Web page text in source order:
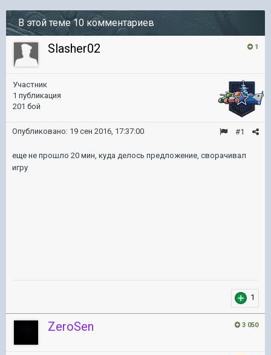
В этой теме 10 комментариев
1
Slasher02
Участник
1 публикация
201 бой
#1
Опубликовано: 19 сен 2016, 17:37:00
еще не прошло 20 мин, куда делось предложение, сворачивал
игру
1
3 050
ZeroSen